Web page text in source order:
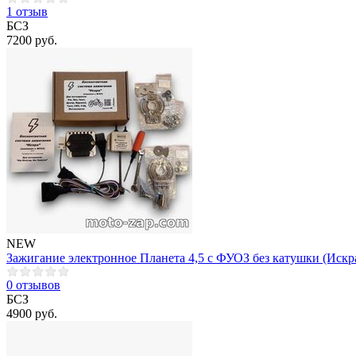
1 отзыв
БСЗ
7200 руб.
NEW
Зажигание электронное Планета 4,5 с ФУОЗ без катушки
0 отзывов
БСЗ
4900 руб.